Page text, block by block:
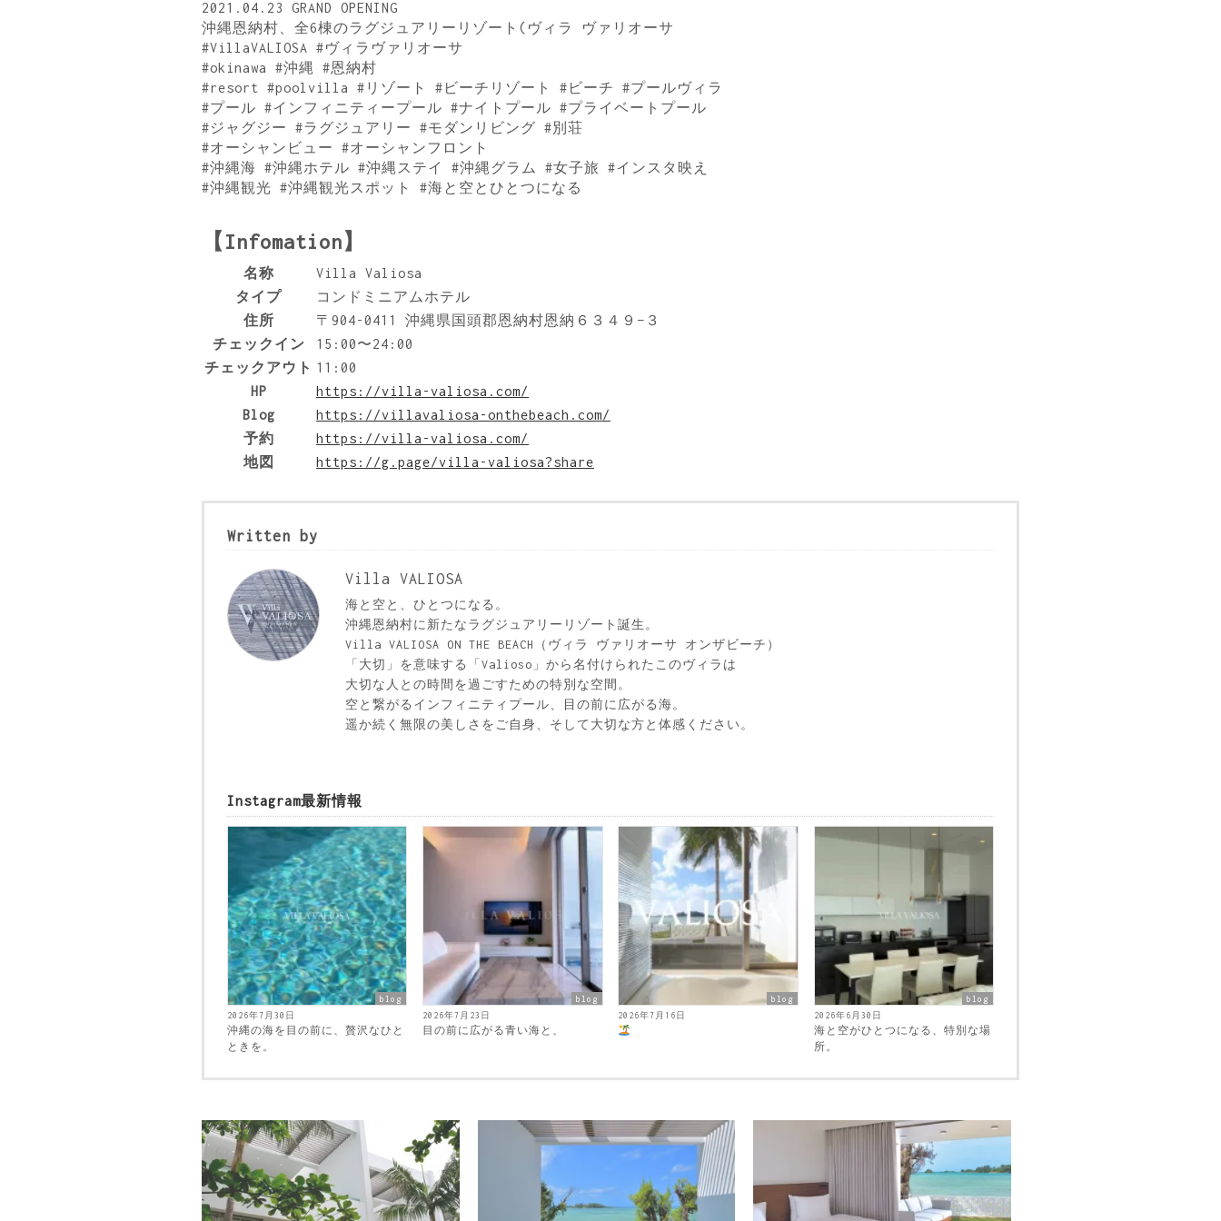
2021.04.23 GRAND OPENING
沖縄恩納村、全6棟のラグジュアリーリゾート(ヴィラ ヴァリオーサ
#VillaVALIOSA #ヴィラヴァリオーサ
#okinawa #沖縄 #恩納村
#resort #poolvilla #リゾート #ビーチリゾート #ビーチ #プールヴィラ
#プール #インフィニティープール #ナイトプール #プライベートプール
#ジャグジー #ラグジュアリー #モダンリビング #別荘
#オーシャンビュー #オーシャンフロント
#沖縄海 #沖縄ホテル #沖縄ステイ #沖縄グラム #女子旅 #インスタ映え
#沖縄観光 #沖縄観光スポット #海と空とひとつになる
【Infomation】
名称
Villa Valiosa
タイプ
コンドミニアムホテル
住所
〒904-0411 沖縄県国頭郡恩納村恩納６３４９−３
チェックイン
15:00〜24:00
チェックアウト 11:00
HP
https://villa-valiosa.com/
Blog
https://villavaliosa-onthebeach.com/
予約
https://villa-valiosa.com/
地図
https://g.page/villa-valiosa?share
Written by
Villa VALIOSA
海と空と、ひとつになる。
沖縄恩納村に新たなラグジュアリーリゾート誕生。
Villa VALIOSA ON THE BEACH（ヴィラ ヴァリオーサ オンザビーチ）
「大切」を意味する「Valioso」から名付けられたこのヴィラは
大切な人との時間を過ごすための特別な空間。
空と繋がるインフィニティプール、目の前に広がる海。
遥か続く無限の美しさをご自身、そして大切な方と体感ください。
Instagram最新情報
blog
2026年7月30日
沖縄の海を目の前に、贅沢なひと
ときを。
blog
2026年7月23日
目の前に広がる青い海と、
blog
2026年7月16日
blog
2026年6月30日
海と空がひとつになる、特別な場
所。